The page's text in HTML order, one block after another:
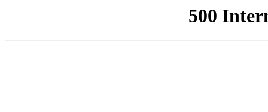
500